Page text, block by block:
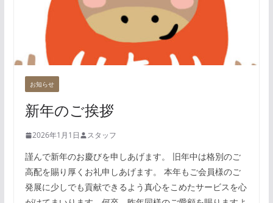
お知らせ
新年のご挨拶
2026年1月1日 スタッフ
謹んで新年のお慶びを申しあげます。 旧年中は格別のご
高配を賜り厚くお礼申しあげます。 本年もご会員様のご
発展に少しでも貢献できるよう真心をこめたサービスを心